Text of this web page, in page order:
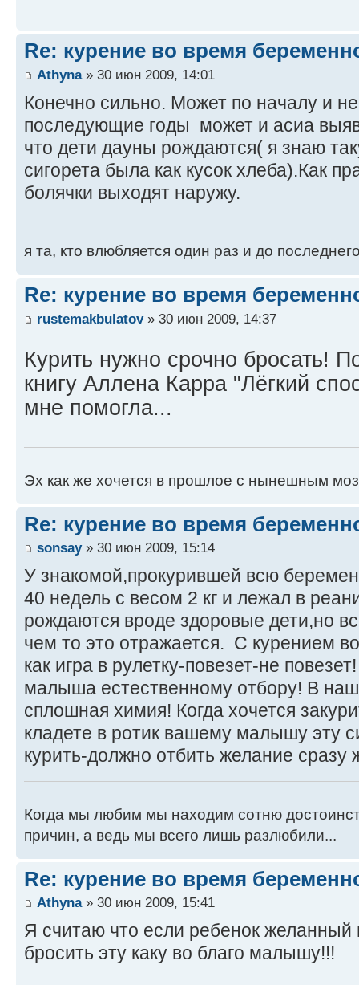
Re: курение во время
Athyna» 30 июн 2009, 14:01
Конечно сильно. Может по началу и
последующие годы может и асиа
что дети дауны рождаются( я знаю
сигорета была как кусок хлеба).Как
болячки выходят наружу.
я та, кто влюбляется один раз и до
Re: курение во время
rustemakbulatov» 30 июн 2009, 14:37
Курить нужно срочно бросать!
книгу Аллена Карра "Лёгкий
мне помогла...
Эх как же хочется в прошлое с нынешным
Re: курение во время
sonsay» 30 июн 2009, 15:14
У знакомой,прокурившей всю
40 недель с весом 2 кг и лежал в
рождаются вроде здоровые дети,но
чем то это отражается. С курением
как игра в рулетку-повезет-не
малыша естественному отбору! В
сплошная химия! Когда хочется
кладете в ротик вашему малышу эту
курить-должно отбить желание сразу
Когда мы любим мы находим сотню
причин, а ведь мы всего лишь разлюбили...
Re: курение во время
Athyna» 30 июн 2009, 15:41
Я считаю что если ребенок
бросить эту каку во благо малышу!!!